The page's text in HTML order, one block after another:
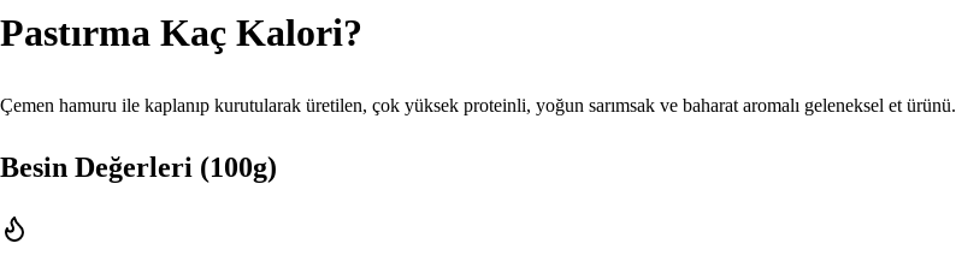
Pastırma Kaç Kalori?
Çemen hamuru ile kaplanıp kurutularak üretilen, çok yüksek proteinli, yoğun sarımsak ve baharat aromalı geleneksel et ürünü.
Besin Değerleri (100g)